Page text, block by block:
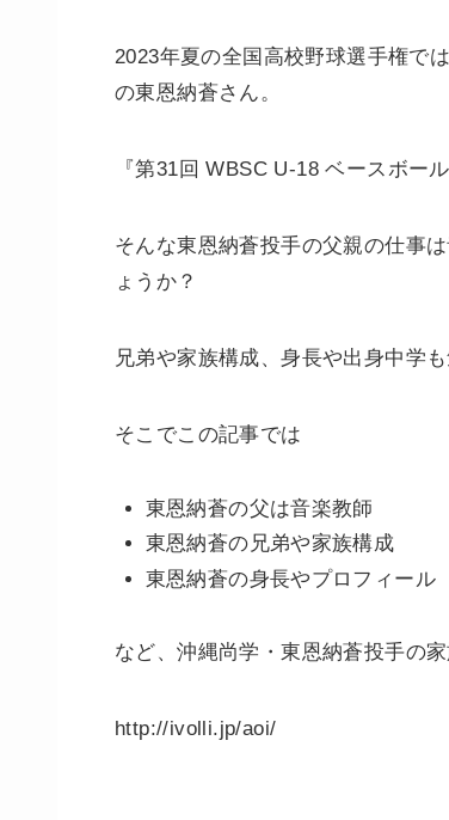
2023年夏の全国高校野球選手権で
の東恩納蒼さん。
『第31回 WBSC U-18 ベースボー
そんな東恩納蒼投手の父親の仕事
ょうか？
兄弟や家族構成、身長や出身中学も
そこでこの記事では
東恩納蒼の父は音楽教師
東恩納蒼の兄弟や家族構成
東恩納蒼の身長やプロフィール
など、沖縄尚学・東恩納蒼投手の
http://ivolli.jp/aoi/